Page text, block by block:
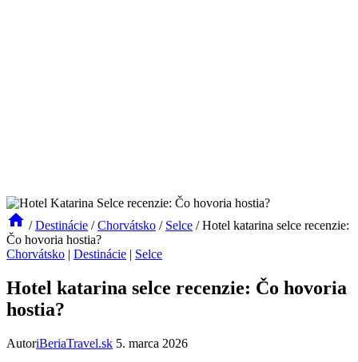
/ Destinácie / Chorvátsko / Selce / Hotel katarina selce recenzie:
Čo hovoria hostia?
Chorvátsko | Destinácie | Selce
Hotel katarina selce recenzie: Čo hovoria
hostia?
AutoriBeriaTravel.sk 5. marca 2026